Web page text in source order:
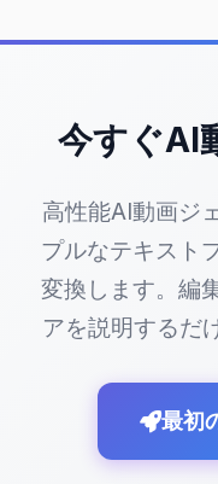
オーラなど、具体的な
まず、画像をアップロ
で、AIがその内容を解
次に、アスペクト比（
/ Veo 3.1）を選び、[生
以内に完成し、ダウン
今すぐAI
高性能AI動画ジ
プルなテキスト
変換します。編
アを説明するだ
最初